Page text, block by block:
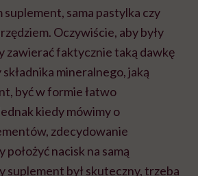
suplement, sama pastylka czy
Oczywiście, aby były
zawierać faktycznie taką dawkę
mineralnego, jaką
być w formie łatwo
kiedy mówimy o
zdecydowanie
położyć nacisk na samą
suplement był skuteczny, trzeba